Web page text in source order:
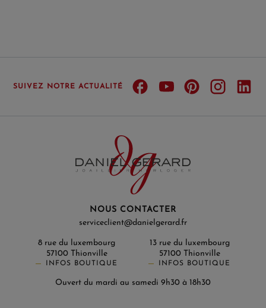
SUIVEZ NOTRE ACTUALITÉ
NOUS CONTACTER
serviceclient@danielgerard.fr
8 rue du luxembourg
57100 Thionville
INFOS BOUTIQUE
13 rue du luxembourg
57100 Thionville
INFOS BOUTIQUE
Ouvert du mardi au samedi 9h30 à 18h30